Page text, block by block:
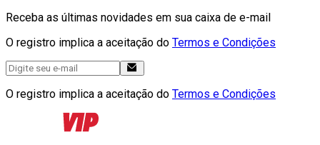
Receba as últimas novidades em sua caixa de e-mail
O registro implica a aceitação do Termos e Condições
O registro implica a aceitação do Termos e Condições